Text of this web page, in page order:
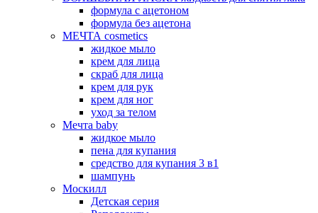
формула с ацетоном
формула без ацетона
МЕЧТА cosmetics
жидкое мыло
крем для лица
скраб для лица
крем для рук
крем для ног
уход за телом
Мечта baby
жидкое мыло
пена для купания
средство для купания 3 в1
шампунь
Москилл
Детская серия